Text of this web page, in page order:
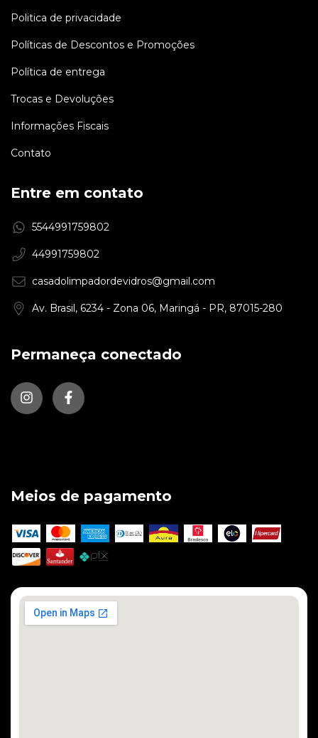
Politica de privacidade
Políticas de Descontos e Promoções
Política de entrega
Trocas e Devoluções
Informações Fiscais
Contato
Entre em contato
5544991759802
44991759802
casadolimpadordevidros@gmail.com
Av. Brasil, 6234 - Zona 06, Maringá - PR, 87015-280
Permaneça conectado
Meios de pagamento